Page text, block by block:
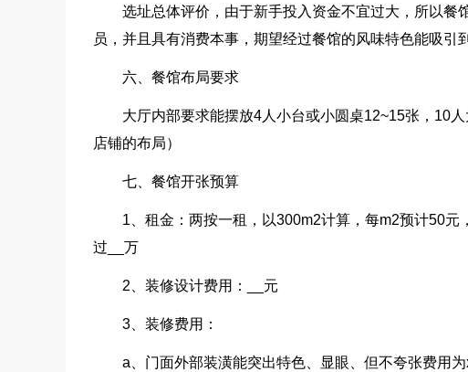
选址总体评价，由于新手投入资金不宜过大，所以
员，并且具有消费本事，期望经过餐馆的风味特色能吸引
六、餐馆布局要求
大厅内部要求能摆放4人小台或小圆桌12~15张，10
店铺的布局）
七、餐馆开张预算
1、租金：两按一租，以300m2计算，每m2预计50
过__万
2、装修设计费用：__元
3、装修费用：
a、门面外部装潢能突出特色、显眼、但不夸张费用为